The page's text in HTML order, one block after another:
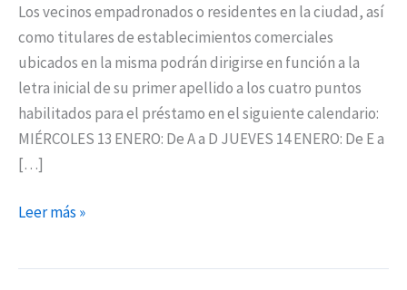
Los vecinos empadronados o residentes en la ciudad, así
como titulares de establecimientos comerciales
ubicados en la misma podrán dirigirse en función a la
letra inicial de su primer apellido a los cuatro puntos
habilitados para el préstamo en el siguiente calendario:
MIÉRCOLES 13 ENERO: De A a D JUEVES 14 ENERO: De E a
[…]
Leer más »